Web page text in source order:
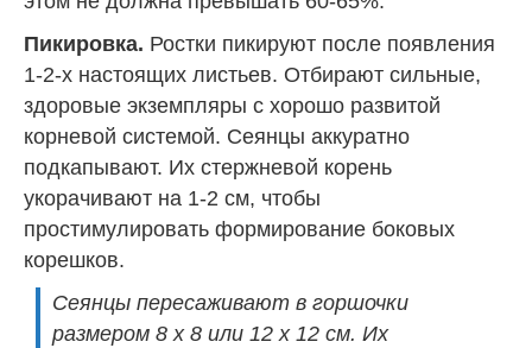
Пикировка. Ростки пикируют после появления
1-2-х настоящих листьев. Отбирают сильные,
здоровые экземпляры с хорошо развитой
корневой системой. Сеянцы аккуратно
подкапывают. Их стержневой корень
укорачивают на 1-2 см, чтобы
простимулировать формирование боковых
корешков.
Сеянцы пересаживают в горшочки
размером 8 х 8 или 12 х 12 см. Их